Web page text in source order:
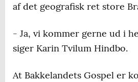
af det geografisk ret store
- Ja, vi kommer gerne ud i
siger Karin Tvilum Hindbo.
At Bakkelandets Gospel er